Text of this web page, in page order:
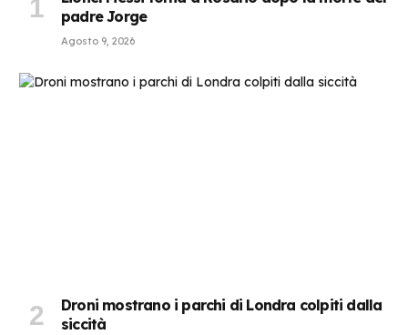
padre Jorge
Agosto 9, 2026
Droni mostrano i parchi di Londra colpiti dalla
siccità